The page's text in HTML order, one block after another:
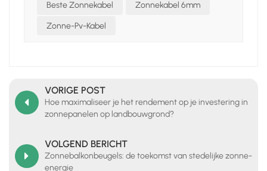
Beste Zonnekabel Zonnekabel 6mm
Zonne-Pv-Kabel
VORIGE POST
Hoe maximaliseer je het rendement op je investering in
zonnepanelen op landbouwgrond?
VOLGEND BERICHT
Zonnebalkonbeugels: de toekomst van stedelijke zonne-
energie